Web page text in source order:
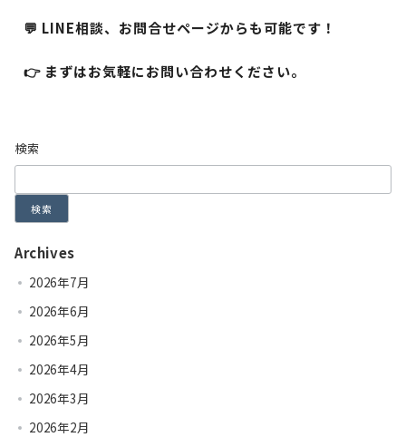
💬 LINE相談、お問合せページからも可能です！
👉 まずはお気軽にお問い合わせください。
検索
検索
Archives
2026年7月
2026年6月
2026年5月
2026年4月
2026年3月
2026年2月